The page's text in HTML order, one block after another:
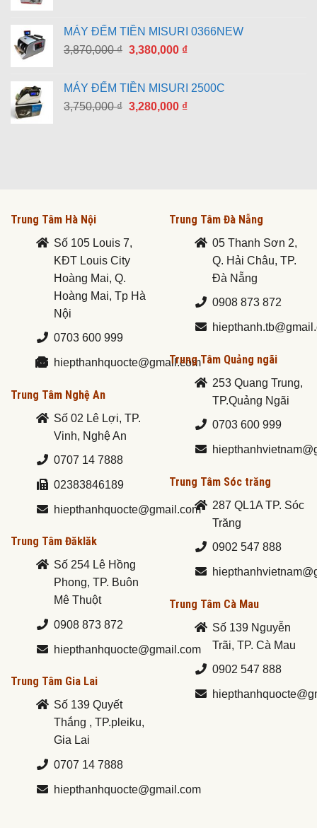
là:
8,790,000 ₫.là:
7,690,000 ₫.
MÁY ĐẾM TIỀN MISURI 0366NEW
3,870,000₫ Giá
là:
3,870,000 ₫.
3,380,000 ₫Giá
là:
3,380,000 ₫.
MÁY ĐẾM TIỀN MISURI 2500C
3,750,000₫ Giá
3,280,000 ₫Giá
Trung Tâm Hà Nội
Số 105 Louis 7,
KĐT Louis City
Hoàng Mai, Q.
Hoàng Mai, Tp Hà
Nội
0703 600 999
hiepthanhquocte@gmail.com
Trung Tâm Nghệ An
Số 02 Lê Lợi, TP.
Vinh, Nghệ An
0707 14 7888
02383846189
hiepthanhquocte@gmail.com
Trung Tâm Đăklăk
Số 254 Lê Hồng
Phong, TP. Buôn
Mê Thuột
0908 873 872
hiepthanhquocte@gmail.com
Trung Tâm Gia Lai
Số 139 Quyết
Thắng , TP.pleiku,
Gia Lai
0707 14 7888
hiepthanhquocte@gmail.com
Trung Tâm Đà Nẵng
05 Thanh Sơn 2,
Q. Hải Châu, TP.
Đà Nẵng
0908 873 872
Trung Tâm Quảng ngãi
253 Quang Trung,
TP.Quảng Ngãi
0703 600 999
Trung Tâm Sóc trăng
287 QL1A TP. Sóc
Trăng
0902 547 888
Trung Tâm Cà Mau
Số 139 Nguyễn
Trãi, TP. Cà Mau
0902 547 888